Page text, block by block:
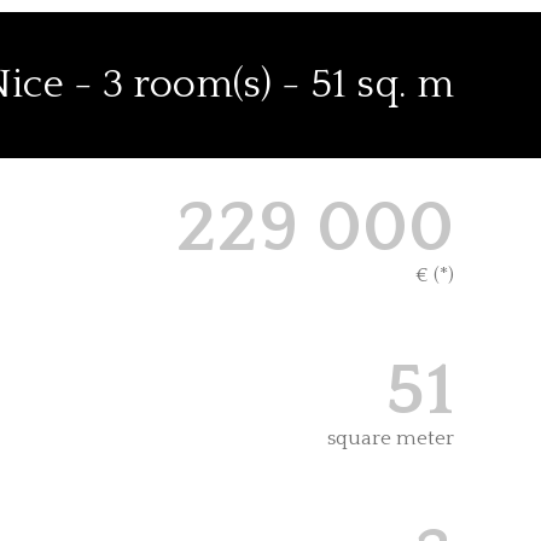
- 3 room(s) - 51 sq. m
229 000
€ (*)
51
square meter